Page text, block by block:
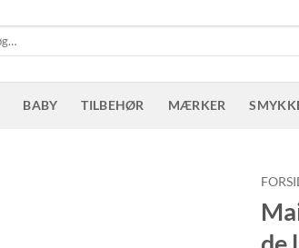
BABY TILBEHØR MÆRKER